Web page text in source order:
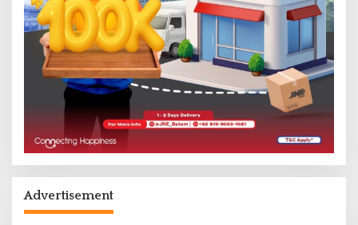
Advertisement